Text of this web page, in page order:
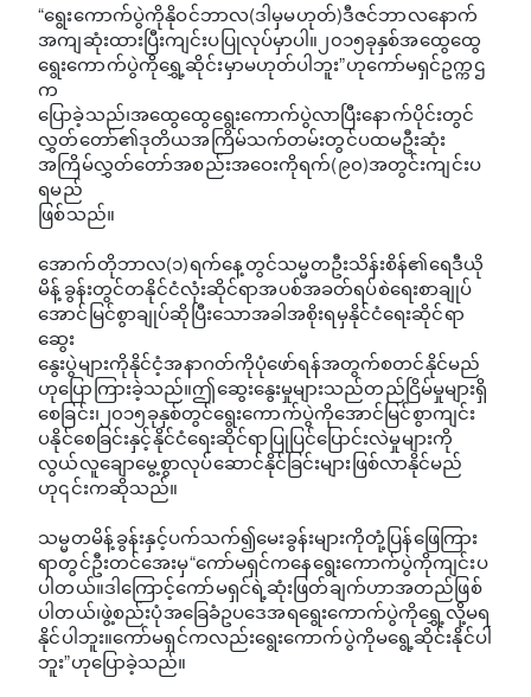
“ရွေးကောက်ပွဲကိုနိုဝင်ဘာလ(ဒါမှမဟုတ်)ဒီဇင်ဘာလနောက်
အ​ကျဆုံးထားပြီးကျင်းပပြုလုပ်မှာပါ။၂၀၁၅ခုနှစ်အ​ထွေထွေ
ရွေးကောက်ပွဲကိုရွှေ့ဆိုင်းမှာမဟုတ်ပါဘူး”ဟုကော်မရှင်ဥက္ကဌ
က​
ပြောခဲ့သည်၊အထွေထွေရွေးကောက်ပွဲလာပြီးနောက်ပိုင်းတွင်
လွှတ်တော်၏ဒုတိယအကြိမ်သက်တမ်းတွင်ပထမဦးဆုံး
အကြိမ်လွှတ်တော်အစည်းအဝေးကိုရက်(၉၀)အတွင်းကျင်းပ
ရမည်
ဖြစ်သည်။
အောက်တိုဘာလ(၁)ရက်နေ့တွင်သမ္မတဦးသိန်းစိန်၏ရေဒီယို
မိန့်ခွန်းတွင်တနိုင်ငံလုံးဆိုင်ရာအပစ်အခတ်ရပ်စဲရေးစာချုပ်
အောင်မြင်စွာချုပ်ဆိုပြီးသောအခါအစိုးရမှနိုင်ငံရေးဆိုင်ရာ
ဆွေး
နွေးပွဲများကိုနိုင်ငံ့အနာဂတ်ကိုပုံဖော်ရန်အတွက်စတင်နိုင်မည်
ဟုပြောကြားခဲ့သည်။ဤဆွေးနွေးမှုများသည်တည်ငြိမ်မှုများရှိ
စေခြင်း၊၂၀၁၅ခုနှစ်တွင်ရွေးကောက်ပွဲကိုအောင်မြင်စွာကျင်း
ပနိုင်စေခြင်းနှင့်နိုင်ငံရေးဆိုင်ရာပြုပြင်ပြောင်းလဲမှုများကို
လွယ်လူချောမွေ့စွာလုပ်ဆောင်နိုင်ခြင်းများဖြစ်လာနိုင်မည်
ဟု၎င်းကဆိုသည်။
သမ္မတမိန့်ခွန်းနှင့်ပက်သက်၍မေးခွန်းများကိုတုံ့ပြန်ဖြေကြား
ရာတွင်ဦးတင်အေးမှ“ကော်မရှင်ကနေရွေးကောက်ပွဲကိုကျင်းပ
ပါတယ်။ဒါကြောင့်ကော်မရှင်ရဲ့ဆုံးဖြတ်ချက်ဟာအတည်ဖြစ်
ပါတယ်၊ဖွဲ့စည်းပုံအခြေခံဥပဒေအရရွေးကောက်ပွဲကိုရွှေ့လို့မရ
နိုင်ပါဘူး။ကော်မရှင်ကလည်းရွေးကောက်ပွဲကိုမရွေ့ဆိုင်းနိုင်ပါ
ဘူး”ဟုပြောခဲ့သည်။